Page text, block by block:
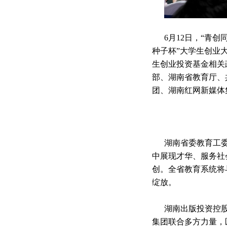
6月1 2 日， “青创
种子杯”大学生创业
生创业投资基金相关
部、湖南省教育厅
团
、湖南红网新媒
湖南省委教育工
中展现才华、服务社
创。全省教育系统
绽放。
湖南出版投资控
集团联合多方力量